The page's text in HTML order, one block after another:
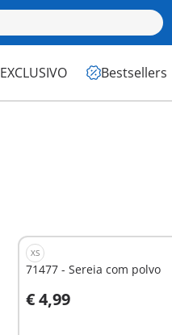
EXCLUSIVO Bestsellers
XS
71477 - Sereia com polvo
€ 4,99
Ao carrinho